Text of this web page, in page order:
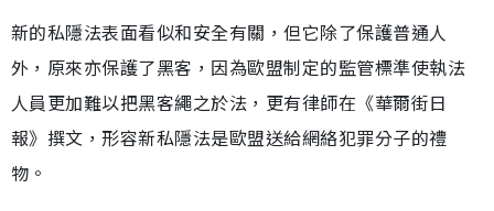
新的私隱法表面看似和安全有關，但它除了保護普通人
外，原來亦保護了黑客，因為歐盟制定的監管標準使執法
人員更加難以把黑客繩之於法，更有律師在《華爾街日
報》撰文，形容新私隱法是歐盟送給網絡犯罪分子的禮
物。